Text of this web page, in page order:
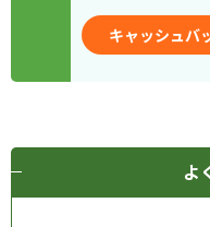
キャッシュバ
よ